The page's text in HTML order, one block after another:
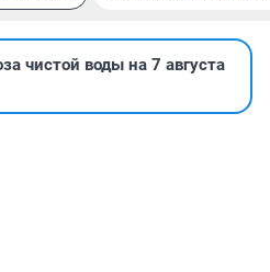
чистой воды на 7 августа